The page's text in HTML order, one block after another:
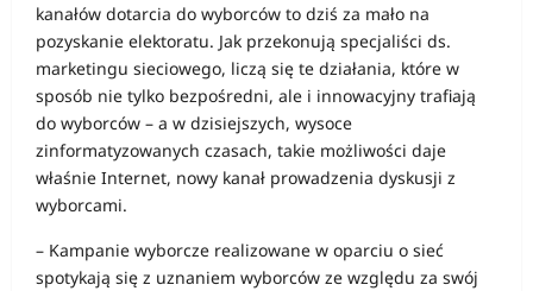
kanałów dotarcia do wyborców to dziś za mało na
pozyskanie elektoratu. Jak przekonują specjaliści ds.
marketingu sieciowego, liczą się te działania, które w
sposób nie tylko bezpośredni, ale i innowacyjny trafiają
do wyborców – a w dzisiejszych, wysoce
zinformatyzowanych czasach, takie możliwości daje
właśnie Internet, nowy kanał prowadzenia dyskusji z
wyborcami.
– Kampanie wyborcze realizowane w oparciu o sieć
spotykają się z uznaniem wyborców ze względu za swój